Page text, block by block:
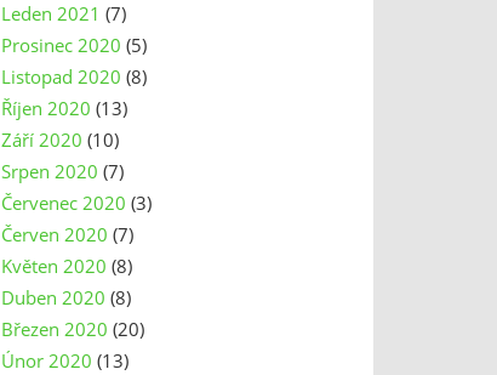
Leden 2021 (7)
Prosinec 2020 (5)
Listopad 2020 (8)
Říjen 2020 (13)
Září 2020 (10)
Srpen 2020 (7)
Červenec 2020 (3)
Červen 2020 (7)
Květen 2020 (8)
Duben 2020 (8)
Březen 2020 (20)
Únor 2020 (13)